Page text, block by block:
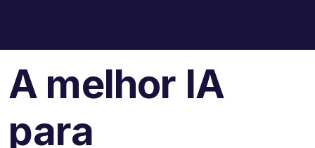
A melhor IA
para